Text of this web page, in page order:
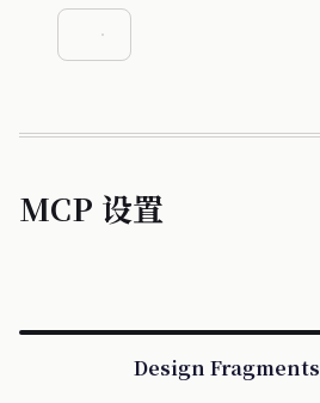
MCP 设置
Design Fragments